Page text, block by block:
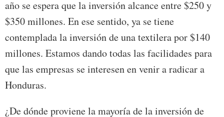
año se espera que la inversión alcance entre $250 y
$350 millones. En ese sentido, ya se tiene
contemplada la inversión de una textilera por $140
millones. Estamos dando todas las facilidades para
que las empresas se interesen en venir a radicar a
Honduras.
¿De dónde proviene la mayoría de la inversión de